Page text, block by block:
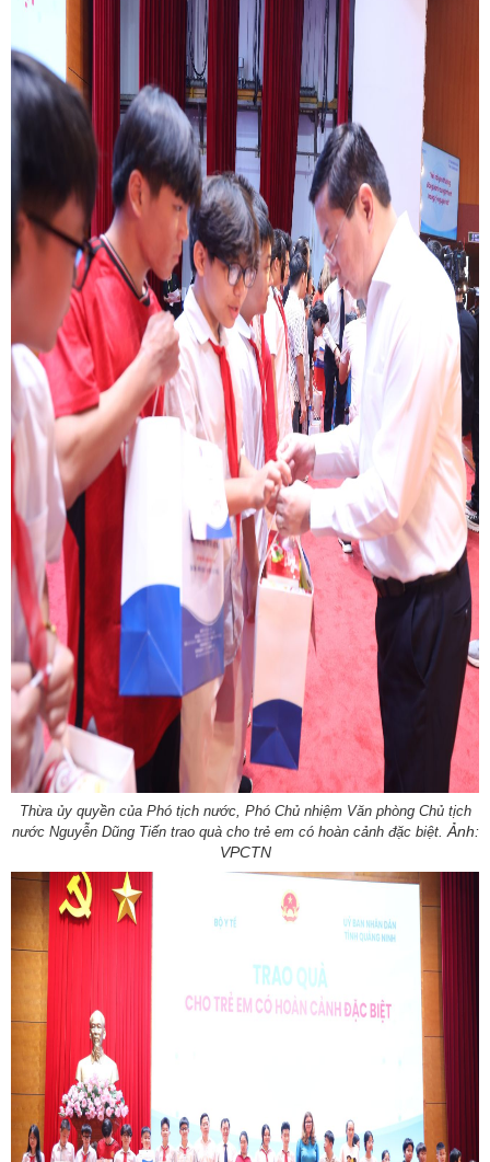
Thừa ủy quyền của Phó tịch nước, Phó Chủ nhiệm Văn phòng Chủ tịch
nước Nguyễn Dũng Tiến trao quà cho trẻ em có hoàn cảnh đặc biệt.Ảnh:
VPCTN